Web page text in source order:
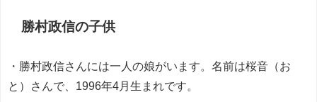
勝村政信の子供
・勝村政信さんには一人の娘がいます。名前は桜音（お
と）さんで、1996年4月生まれです。